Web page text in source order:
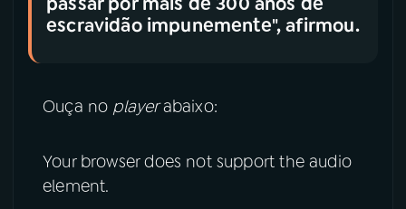
escravidão impunemente", afirmou.
Ouça no playerabaixo:
Your browser does not support the audio
element.